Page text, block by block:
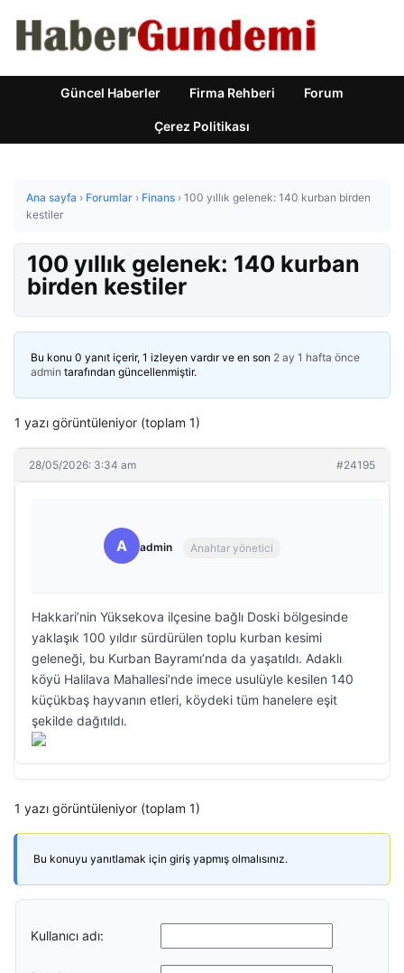
Güncel Haberler Firma Rehberi Forum
Çerez Politikası
Ana sayfa › Forumlar › Finans › 100 yıllık gelenek: 140 kurban birden
kestiler
100 yıllık gelenek: 140 kurban
birden kestiler
Bu konu 0 yanıt içerir, 1 izleyen vardır ve en son 2 ay 1 hafta önce
admin tarafından güncellenmiştir.
1 yazı görüntüleniyor (toplam 1)
28/05/2026: 3:34 am #24195
A admin Anahtar yönetici
Hakkari’nin Yüksekova ilçesine bağlı Doski bölgesinde
yaklaşık 100 yıldır sürdürülen toplu kurban kesimi
geleneği, bu Kurban Bayramı’nda da yaşatıldı. Adaklı
köyü Halilava Mahallesi’nde imece usulüyle kesilen 140
küçükbaş hayvanın etleri, köydeki tüm hanelere eşit
şekilde dağıtıldı.
1 yazı görüntüleniyor (toplam 1)
Bu konuyu yanıtlamak için giriş yapmış olmalısınız.
Kullanıcı adı: